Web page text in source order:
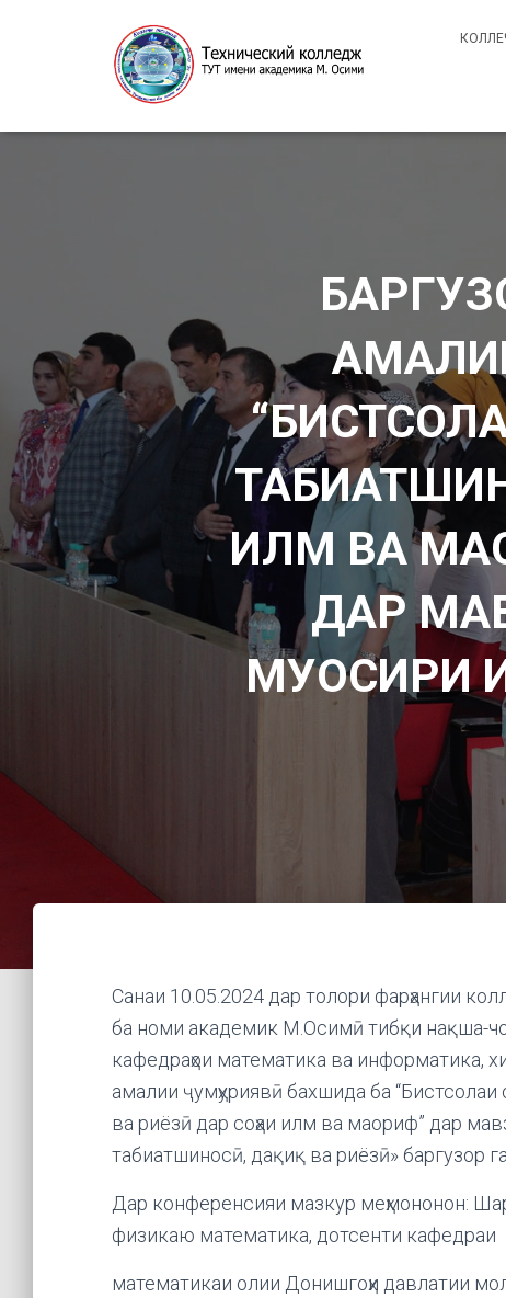
КОЛЛЕҶ
ИЛМ ВА
ДАР
МУОСИРИ
Санаи 10.05.2024 дар толори фарҳангии
ба номи академик М.Осимӣ тибқи нақша-
кафедраҳои математика ва информатика,
амалии ҷумҳуриявӣ бахшида ба
ва риёзӣ дар соҳаи илм ва маориф” дар
табиатшиносӣ, дақиқ ва риёзӣ» баргузор
Дар конференсияи мазкур меҳмононон:
физикаю математика, дотсенти кафедраи
математикаи олии Донишгоҳи давлатии